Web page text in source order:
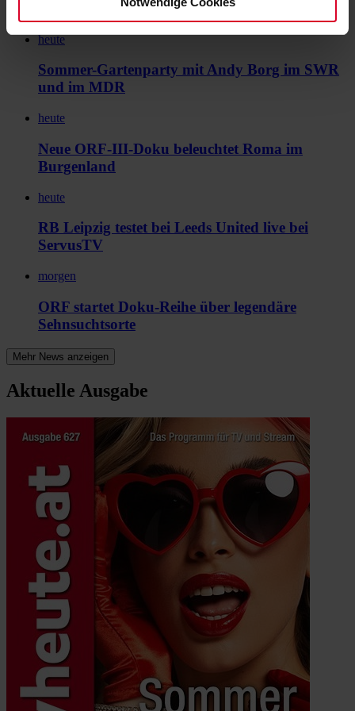
heute
Sommer-Gartenparty mit Andy Borg im SWR
und im MDR
heute
Neue ORF-III-Doku beleuchtet Roma im
Burgenland
heute
RB Leipzig testet bei Leeds United live bei
ServusTV
morgen
ORF startet Doku-Reihe über legendäre
Sehnsuchtsorte
Mehr News anzeigen
Aktuelle Ausgabe